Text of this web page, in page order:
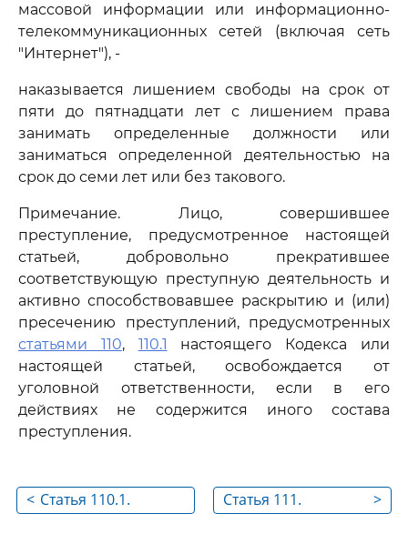
массовой информации или информационно-
телекоммуникационных сетей (включая сеть
"Интернет"), -
наказывается лишением свободы на срок от
пяти до пятнадцати лет с лишением права
занимать определенные должности или
заниматься определенной деятельностью на
срок до семи лет или без такового.
Примечание. Лицо, совершившее
преступление, предусмотренное настоящей
статьей, добровольно прекратившее
соответствующую преступную деятельность и
активно способствовавшее раскрытию и (или)
пресечению преступлений, предусмотренных
статьями 110, 110.1 настоящего Кодекса или
настоящей статьей, освобождается от
уголовной ответственности, если в его
действиях не содержится иного состава
преступления.
< Статья 110.1.
>
Статья 111.